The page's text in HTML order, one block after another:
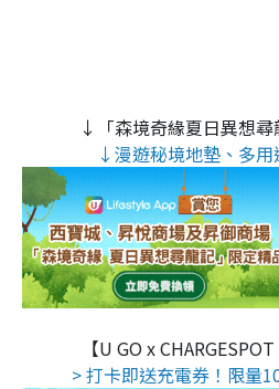
↓「森境奇緣夏日異想
↓漫遊秘境地墊、多
【U GO x
> 打卡即送充電券！限量